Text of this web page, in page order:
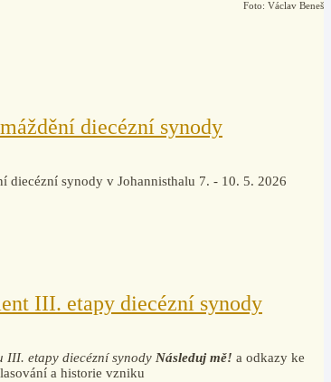
Foto: Václav Beneš
diecézní synody
diecézní synody v Johannisthalu 7. - 10. 5. 2026
III. etapy diecézní synody
III. etapy diecézní synody Následuj mě! a odkazy ke
a historie vzniku